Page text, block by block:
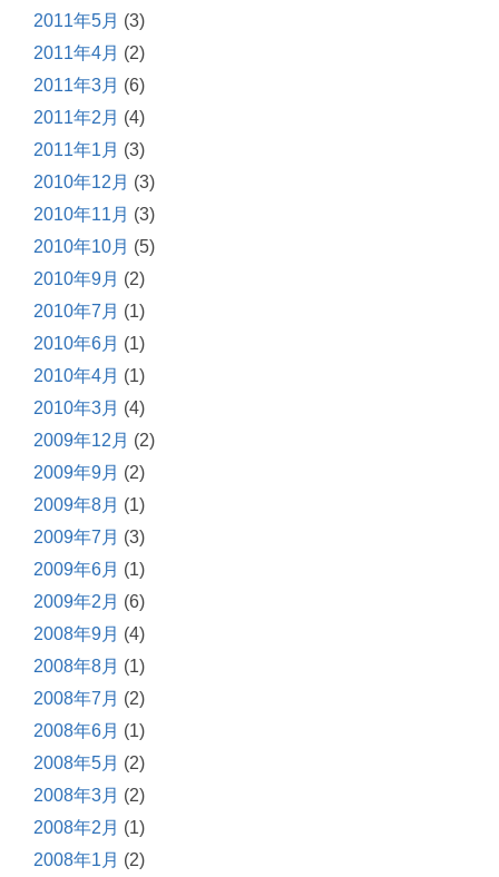
2011年5月 (3)
2011年4月 (2)
2011年3月 (6)
2011年2月 (4)
2011年1月 (3)
2010年12月 (3)
2010年11月 (3)
2010年10月 (5)
2010年9月 (2)
2010年7月 (1)
2010年6月 (1)
2010年4月 (1)
2010年3月 (4)
2009年12月 (2)
2009年9月 (2)
2009年8月 (1)
2009年7月 (3)
2009年6月 (1)
2009年2月 (6)
2008年9月 (4)
2008年8月 (1)
2008年7月 (2)
2008年6月 (1)
2008年5月 (2)
2008年3月 (2)
2008年2月 (1)
2008年1月 (2)